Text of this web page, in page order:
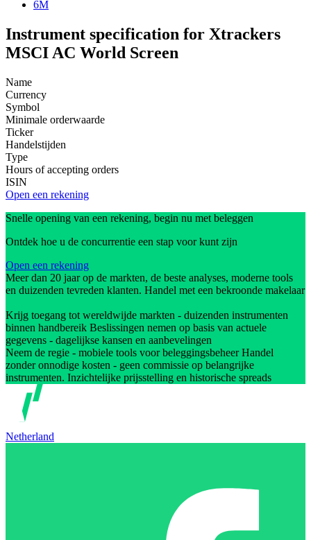
6M
Instrument specification for Xtrackers
MSCI AC World Screen
Name
Currency
Symbol
Minimale orderwaarde
Ticker
Handelstijden
Type
Hours of accepting orders
ISIN
Open een rekening
Snelle opening van een rekening, begin nu met beleggen
Ontdek hoe u de concurrentie een stap voor kunt zijn
Open een rekening
Meer dan 20 jaar op de markten, de beste analyses, moderne tools
en duizenden tevreden klanten. Handel met een bekroonde makelaar
Krijg toegang tot wereldwijde markten - duizenden instrumenten
binnen handbereik Beslissingen nemen op basis van actuele
gegevens - dagelijkse kansen en aanbevelingen
Neem de regie - mobiele tools voor beleggingsbeheer Handel
zonder onnodige kosten - geen commissie op belangrijke
instrumenten. Inzichtelijke prijsstelling en historische spreads
Netherland